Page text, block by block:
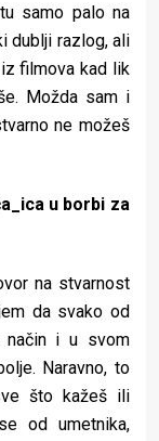
samo palo na
dublji razlog, ali
filmova kad lik
Možda sam i
ne možeš
u borbi za
na stvarnost
da svako od
način i u svom
Naravno, to
što kažeš ili
od umetnika,